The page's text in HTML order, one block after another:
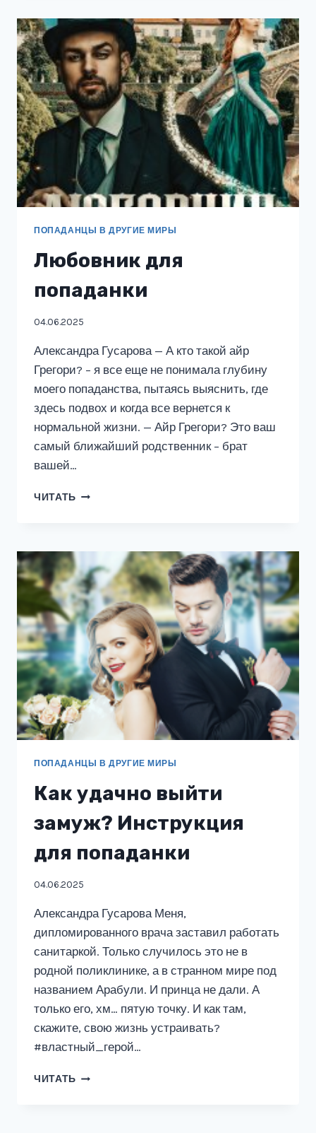
ЗАМУЖ
ПОПАДАНЦЫ В ДРУГИЕ МИРЫ
Любовник для
попаданки
04.06.2025
Александра Гусарова — А кто такой айр
Грегори? – я все еще не понимала глубину
моего попаданства, пытаясь выяснить, где
здесь подвох и когда все вернется к
нормальной жизни. — Айр Грегори? Это ваш
самый ближайший родственник – брат
вашей…
ЧИТАТЬ ЛЮБОВНИК
ПОПАДАНЦЫ В ДРУГИЕ МИРЫ
Как удачно выйти
замуж? Инструкция
для попаданки
04.06.2025
Александра Гусарова Меня,
дипломированного врача заставил работать
санитаркой. Только случилось это не в
родной поликлинике, а в странном мире под
названием Арабули. И принца не дали. А
только его, хм… пятую точку. И как там,
скажите, свою жизнь устраивать?
#властный_герой…
ЧИТАТЬ КАК